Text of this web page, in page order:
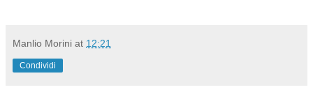
Manlio Morini at 12:21
Condividi